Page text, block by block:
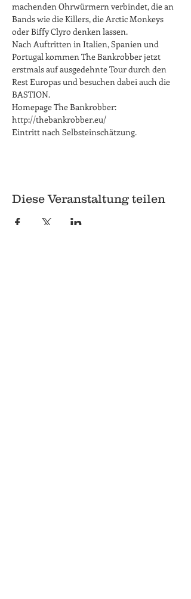
machenden Ohrwürmern verbindet, die an
Bands wie die Killers, die Arctic Monkeys
oder Biffy Clyro denken lassen.
Nach Auftritten in Italien, Spanien und
Portugal kommen The Bankrobber jetzt
erstmals auf ausgedehnte Tour durch den
Rest Europas und besuchen dabei auch die
BASTION.
Homepage The Bankrobber:
http://thebankrobber.eu/
Eintritt nach Selbsteinschätzung.
Diese Veranstaltung teilen